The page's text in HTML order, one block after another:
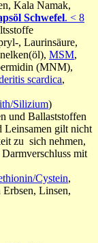
Kala Namak,
Schwefel. < 8
, Laurinsäure,
MSM,
(MNM),
scardica,
Silizium)
und Ballaststoffen
Leinsamen gilt nicht
zu sich nehmen,
mit
Cystein,
Linsen,